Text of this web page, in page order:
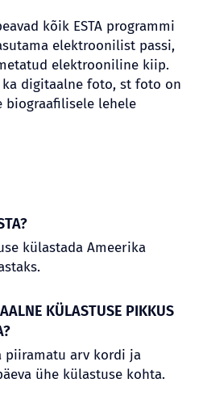
kõik ESTA programmi
elektroonilist passi,
elektrooniline kiip.
digitaalne foto, st foto on
lehele
külastada Ameerika
KÜLASTUSE PIKKUS
piiramatu arv kordi ja
ühe külastuse kohta.